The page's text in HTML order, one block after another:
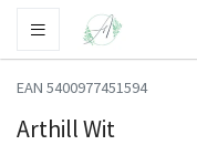
EAN 5400977451594
Arthill Wit